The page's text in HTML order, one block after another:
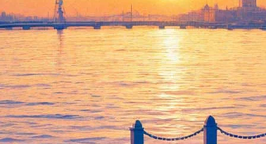
Шоу Джастина Бибера
«Believe»
28 апреля 2013, воскресенье,19.00
Версия для печати